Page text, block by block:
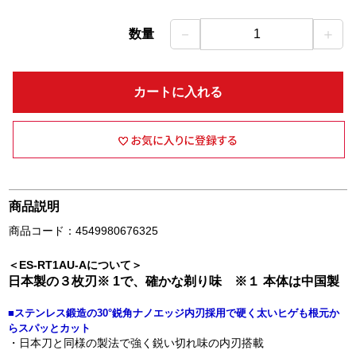
数量 － 1 ＋
カートに入れる
商品説明
商品コード：4549980676325
＜ES-RT1AU-Aについて＞
日本製の３枚刃※ 1で、確かな剃り味 ※１ 本体は中国製
■ステンレス鍛造の30°鋭角ナノエッジ内刃採用で硬く太いヒゲも根元か
らスパッとカット
・日本刀と同様の製法で強く鋭い切れ味の内刃搭載